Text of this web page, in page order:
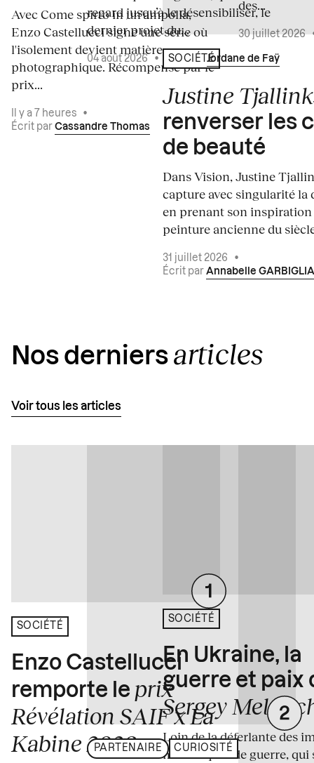
Avec Come spirto in un'ampolla,
Enzo Castellucci signe une série où
l'isolement devient matière
photographique. Récompensé par le
prix...
Il y a 7 heures
•
Écrit par Cassandre Thomas
regard jusqu’à le désensibiliser, le
dernier projet du...
04 août 2026 • Écrit par Jordane de Faÿ
SOCIÉTÉ
Justine
renverser les
de beauté
Dans Vision, Justine
capture avec singularité la
en prenant son inspiration
peinture ancienne du
31 juillet 2026
•
Écrit par Annabelle GARBIGLIA
des...
30 juillet 2026
Nos derniers articles
Voir tous les articles
SOCIÉTÉ
Enzo Castellucci
remporte le prix
Révélation SAIF x La
Kabine 2026
PARTENAIRE CURIOSITÉ
SOCIÉTÉ
En Ukraine, la
guerre et paix
Sergey
Loin de la déferlante des
médiatiques de guerre, qui